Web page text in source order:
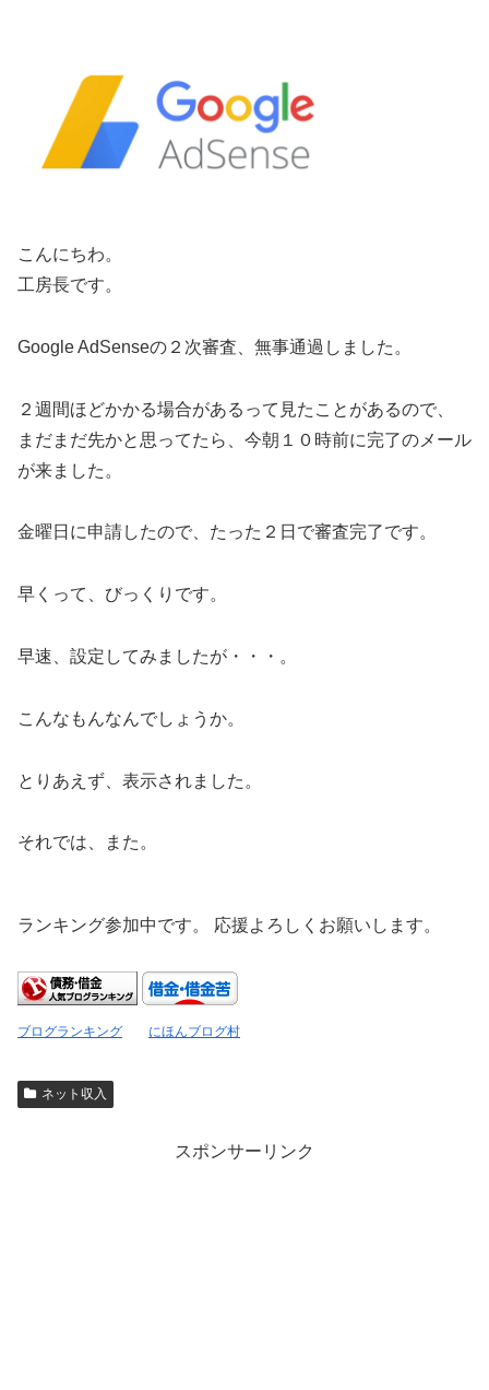
こんにちわ。
工房長です。
Google AdSenseの２次審査、無事通過しました。
２週間ほどかかる場合があるって見たことがあるので、
まだまだ先かと思ってたら、今朝１０時前に完了のメール
が来ました。
金曜日に申請したので、たった２日で審査完了です。
早くって、びっくりです。
早速、設定してみましたが・・・。
こんなもんなんでしょうか。
とりあえず、表示されました。
それでは、また。
ランキング参加中です。 応援よろしくお願いします。
ブログランキング にほんブログ村
ネット収入
スポンサーリンク